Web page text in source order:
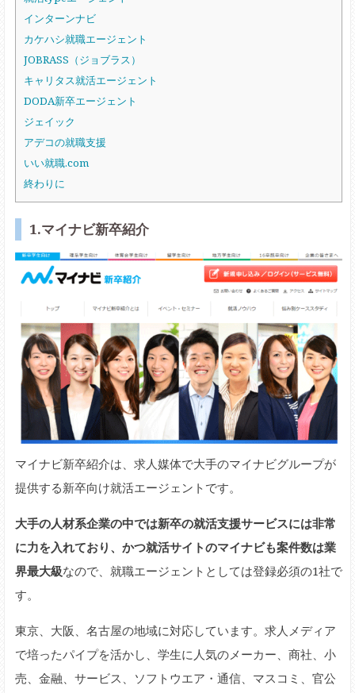
インターンナビ
カケハシ就職エージェント
JOBRASS（ジョブラス）
キャリタス就活エージェント
DODA新卒エージェント
ジェイック
アデコの就職支援
いい就職.com
終わりに
1.マイナビ新卒紹介
マイナビ新卒紹介は、求人媒体で大手のマイナビグループが
提供する新卒向け就活エージェントです。
大手の人材系企業の中では新卒の就活支援サービスには非常
に力を入れており、かつ就活サイトのマイナビも案件数は業
界最大級なので、就職エージェントとしては登録必須の1社で
す。
東京、大阪、名古屋の地域に対応しています。求人メディア
で培ったパイプを活かし、学生に人気のメーカー、商社、小
売、金融、サービス、ソフトウエア・通信、マスコミ、官公